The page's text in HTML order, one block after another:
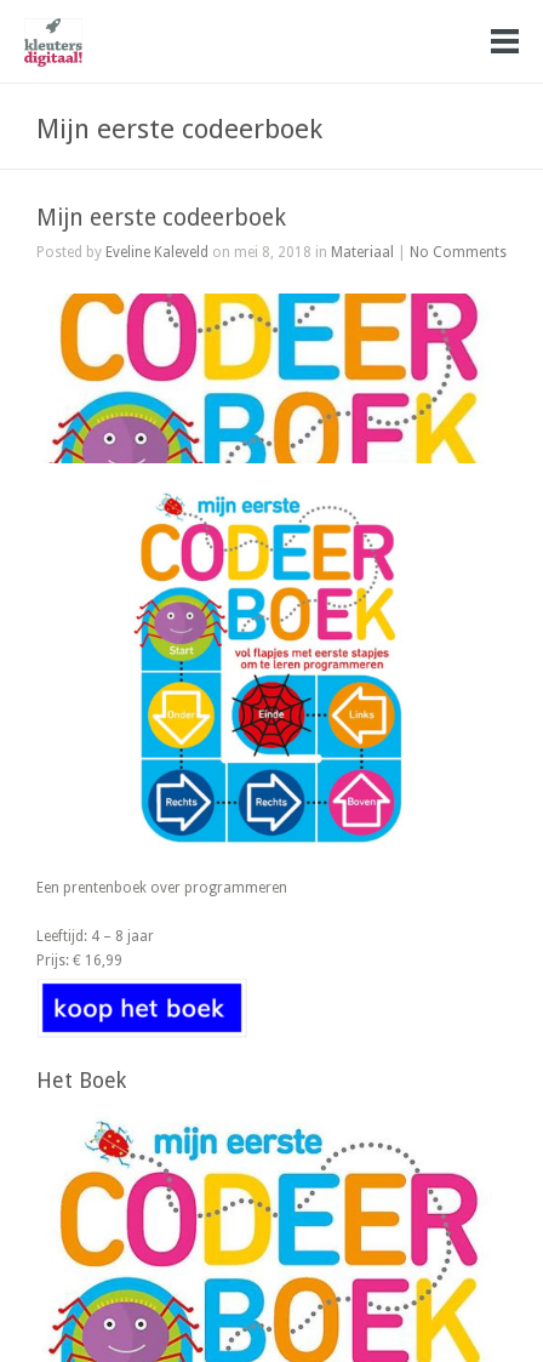
Mijn eerste codeerboek
Mijn eerste codeerboek
Posted by Eveline Kaleveld on mei 8, 2018 in Materiaal No Comments
Een prentenboek over programmeren
Leeftijd: 4 – 8 jaar
Prijs: € 16,99
Het Boek